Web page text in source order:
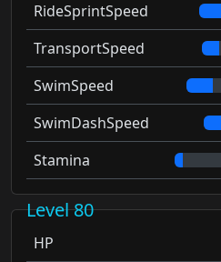
RideSprintSpeed
TransportSpeed
SwimSpeed
SwimDashSpeed
Stamina
Level 80
HP